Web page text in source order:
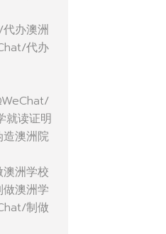
办澳洲
代办
就读证明
澳洲院
洲学校
澳洲学
制做